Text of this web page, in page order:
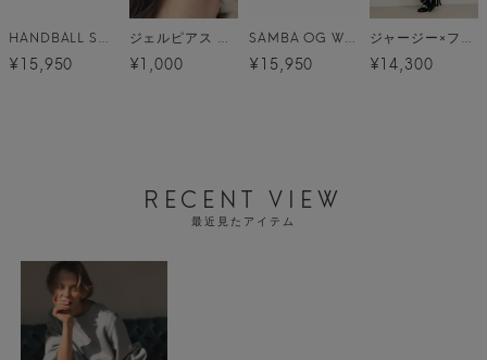
HANDBALL SPEZIAL / クリアピンク [IF6561]
¥15,950
ジェルピアス メール便
¥1,000
SAMBA OG W / シルバーメタリック [JR0035]
¥15,950
ジャージー×フリースパンツ
¥14,300
RECENT VIEW
最近見たアイテム